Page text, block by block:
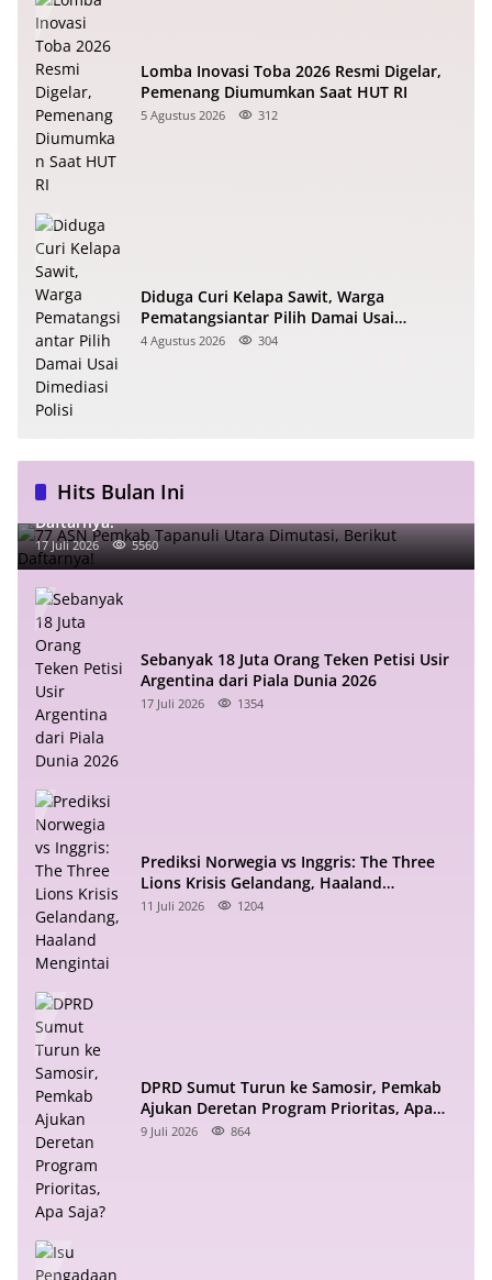
Lomba Inovasi Toba 2026 Resmi Digelar,
Pemenang Diumumkan Saat HUT RI
5 Agustus 2026 312
Diduga Curi Kelapa Sawit, Warga
Pematangsiantar Pilih Damai Usai
Dimediasi Polisi
4 Agustus 2026 304
Hits Bulan Ini
77 ASN Pemkab Tapanuli Utara Dimutasi, Berikut
Daftarnya!
17 Juli 2026 5560
Sebanyak 18 Juta Orang Teken Petisi Usir
Argentina dari Piala Dunia 2026
17 Juli 2026 1354
Prediksi Norwegia vs Inggris: The Three
Lions Krisis Gelandang, Haaland
Mengintai
11 Juli 2026 1204
DPRD Sumut Turun ke Samosir, Pemkab
Ajukan Deretan Program Prioritas, Apa
Saja?
9 Juli 2026 864